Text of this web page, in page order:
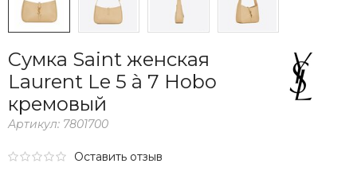
Сумка Saint женская
Laurent Le 5 à 7 Hobo
кремовый
Артикул: 7801700
Оставить отзыв